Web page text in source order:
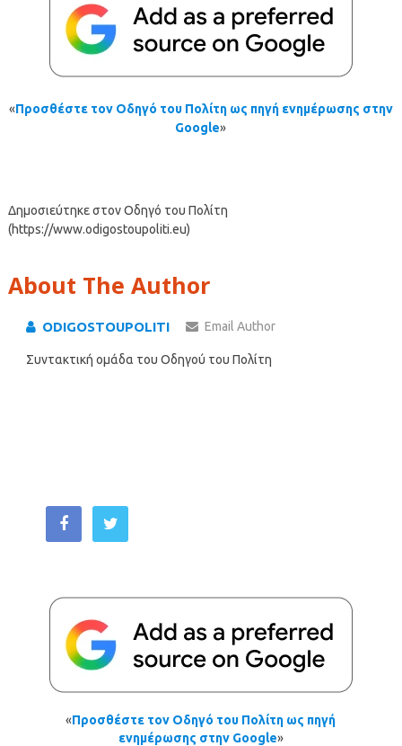
«Προσθέστε τον Οδηγό του Πολίτη ως πηγή ενημέρωσης στην
Google»
Δημοσιεύτηκε στον Οδηγό του Πολίτη
(https://www.odigostoupoliti.eu)
About The Author
ODIGOSTOUPOLITI Email Author
Συντακτική ομάδα του Οδηγού του Πολίτη
«Προσθέστε τον Οδηγό του Πολίτη ως πηγή
ενημέρωσης στην Google»